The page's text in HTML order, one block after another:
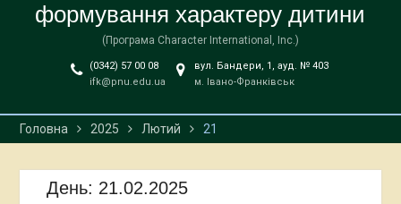
формування характеру дитини
(Програма Character International, Inc.)
(0342) 57 00 08
ifk@pnu.edu.ua
вул. Бандери, 1, ауд. № 403
м. Івано-Франківськ
Головна 2025 Лютий 21
День: 21.02.2025